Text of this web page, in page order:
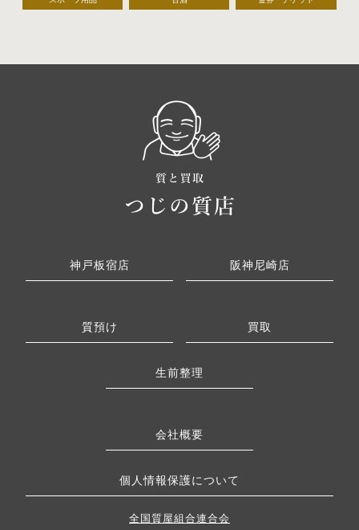
神戸板宿店 阪神尼崎店
質預け 買取
生前整理
会社概要
個人情報保護について
全国質屋組合連合会